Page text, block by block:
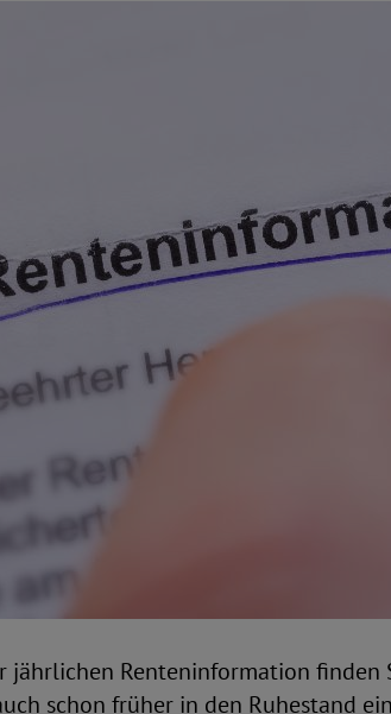
jährlichen Renteninformation finden
schon früher in den Ruhestand